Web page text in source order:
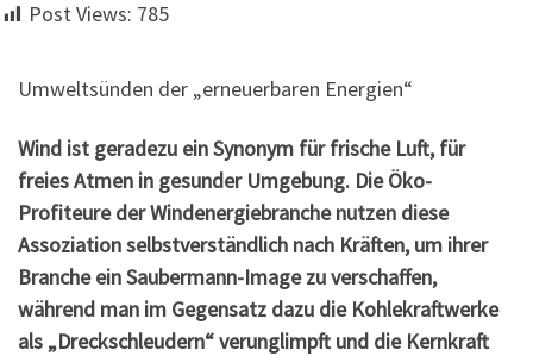
Post Views: 785
Umweltsünden der „erneuerbaren Energien“
Wind ist geradezu ein Synonym für frische Luft, für
freies Atmen in gesunder Umgebung. Die Öko-
Profiteure der Windenergiebranche nutzen diese
Assoziation selbstverständlich nach Kräften,um ihrer
Branche ein Saubermann-Image zu verschaffen,
während man im Gegensatz dazu die Kohlekraftwerke
als „Dreckschleudern“ verunglimpft und die Kernkraft